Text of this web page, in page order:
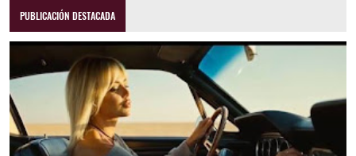
PUBLICACIÓN DESTACADA